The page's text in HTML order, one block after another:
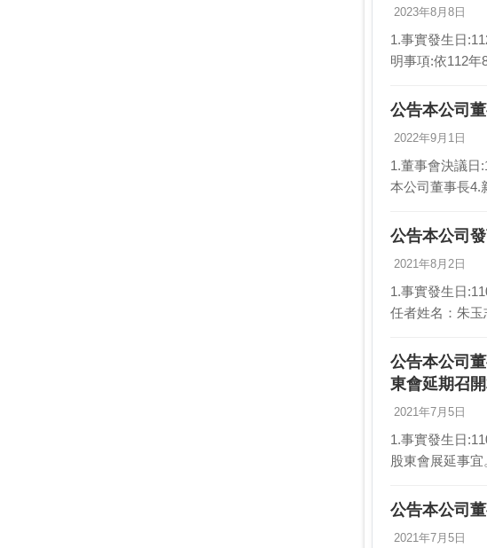
2023年8月8日
1.事實發生日
明事項:依112
公告本公司董
2022年9月1日
1.董事會決議日
本公司董事長4.
公告本公司
2021年8月2日
1.事實發生日
任者姓名：朱
公告本公司
東會延期召
2021年7月5日
1.事實發生日
股東會展延事
公告本公司
2021年7月5日